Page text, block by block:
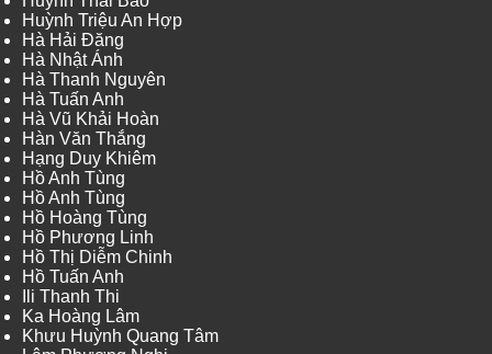
Huỳnh Triệu An Hợp
Hà Hải Đăng
Hà Nhật Ánh
Hà Thanh Nguyên
Hà Tuấn Anh
Hà Vũ Khải Hoàn
Hàn Văn Thắng
Hạng Duy Khiêm
Hồ Anh Tùng
Hồ Anh Tùng
Hồ Hoàng Tùng
Hồ Phương Linh
Hồ Thị Diễm Chinh
Hồ Tuấn Anh
Ili Thanh Thi
Ka Hoàng Lâm
Khưu Huỳnh Quang Tâm